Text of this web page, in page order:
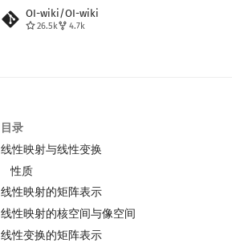
OI-wiki/OI-wiki
26.5k 4.7k
目录
线性映射与线性变换
性质
线性映射的矩阵表示
线性映射的核空间与像空间
线性变换的矩阵表示